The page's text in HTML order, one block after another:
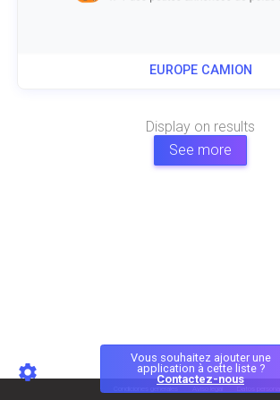
Vous souhaitez ajouter une
application à cette liste ?
Contactez-nous
EUROPE CAMION
Display on results
See more